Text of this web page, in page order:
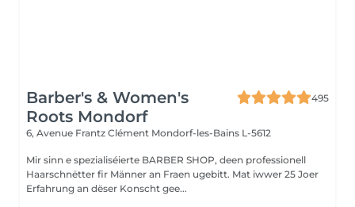
Barber's & Women's
Roots Mondorf
495
6, Avenue Frantz Clément Mondorf-les-Bains L-5612
Mir sinn e spezialiséierte BARBER SHOP, deen professionell
Haarschnëtter fir Männer an Fraen ugebitt. Mat iwwer 25 Joer
Erfahrung an dëser Konscht gee...